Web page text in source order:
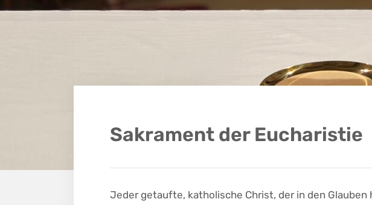
Sakrament der Eucharistie
Jeder getaufte, katholische Christ, der in den